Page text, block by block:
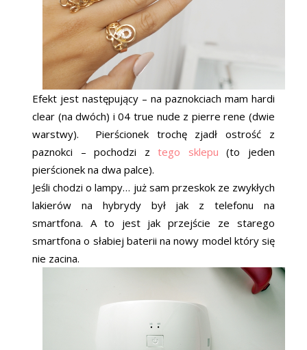
Efekt jest następujący – na paznokciach mam hardi
clear (na dwóch) i 04 true nude z pierre rene (dwie
warstwy). Pierścionek trochę zjadł ostrość z
paznokci – pochodzi ztego sklepu (to jeden
pierścionek na dwa palce).
Jeśli chodzi o lampy… już sam przeskok ze zwykłych
lakierów na hybrydy był jak z telefonu na
smartfona. A to jest jak przejście ze starego
smartfona o słabiej baterii na nowy model który się
nie zacina.